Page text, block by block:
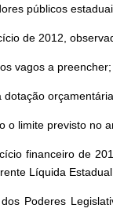
públicos
de 2012,
vagos a preencher;
dotação
o limite previsto no
financeiro de
Líquida
Poderes